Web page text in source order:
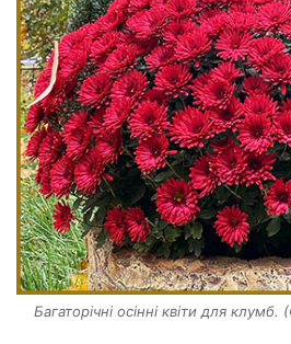
Багаторічні осінні квіти для клумб.